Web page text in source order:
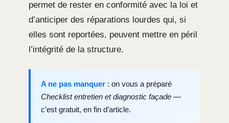
permet de rester en conformité avec la loi et
d’anticiper des réparations lourdes qui, si
elles sont reportées, peuvent mettre en péril
l’intégrité de la structure.
A ne pas manquer : on vous a préparé
Checklist entretien et diagnostic façade —
c’est gratuit, en fin d’article.